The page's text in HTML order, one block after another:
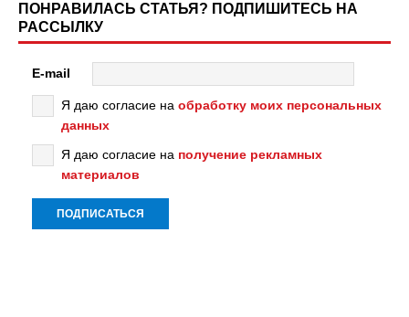
ПОНРАВИЛАСЬ СТАТЬЯ? ПОДПИШИТЕСЬ НА
РАССЫЛКУ
E-mail
Я даю согласие на обработку моих персональных
данных
Я даю согласие на получение рекламных
материалов